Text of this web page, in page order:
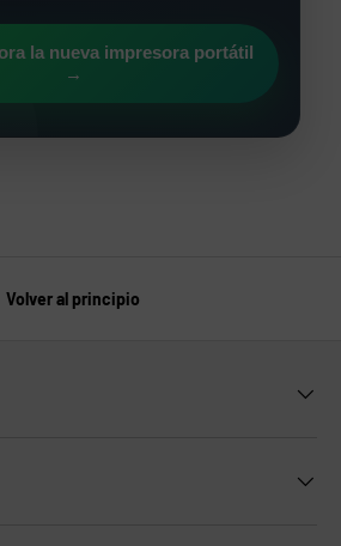
la nueva impresora portátil
→
Volver al principio